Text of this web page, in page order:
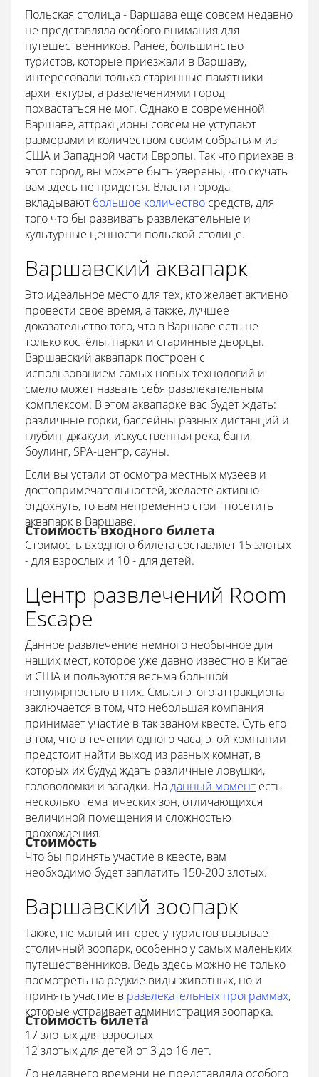
Польская столица - Варшава еще совсем недавно
не представляла особого внимания для
путешественников. Ранее, большинство
туристов, которые приезжали в Варшаву,
интересовали только старинные памятники
архитектуры, а развлечениями город
похвастаться не мог. Однако в современной
Варшаве, аттракционы совсем не уступают
размерами и количеством своим собратьям из
США и Западной части Европы. Так что приехав в
этот город, вы можете быть уверены, что скучать
вам здесь не придется. Власти города
вкладывают большое количество средств, для
того что бы развивать развлекательные и
культурные ценности польской столице.
Варшавский аквапарк
Это идеальное место для тех, кто желает активно
провести свое время, а также, лучшее
доказательство того, что в Варшаве есть не
только костёлы, парки и старинные дворцы.
Варшавский аквапарк построен с
использованием самых новых технологий и
смело может назвать себя развлекательным
комплексом. В этом аквапарке вас будет ждать:
различные горки, бассейны разных дистанций и
глубин, джакузи, искусственная река, бани,
боулинг, SPA-центр, сауны.
Если вы устали от осмотра местных музеев и
достопримечательностей, желаете активно
отдохнуть, то вам непременно стоит посетить
аквапарк в Варшаве.
Стоимость входного билета
Стоимость входного билета составляет 15 злотых
- для взрослых и 10 - для детей.
Центр развлечений Room
Escape
Данное развлечение немного необычное для
наших мест, которое уже давно известно в Китае
и США и пользуются весьма большой
популярностью в них. Смысл этого аттракциона
заключается в том, что небольшая компания
принимает участие в так званом квесте. Суть его
в том, что в течении одного часа, этой компании
предстоит найти выход из разных комнат, в
которых их будуд ждать различные ловушки,
головоломки и загадки. Наданный момент есть
несколько тематических зон, отличающихся
величиной помещения и сложностью
прохождения.
Стоимость
Что бы принять участие в квесте, вам
необходимо будет заплатить 150-200 злотых.
Варшавский зоопарк
Также, не малый интерес у туристов вызывает
столичный зоопарк, особенно у самых маленьких
путешественников. Ведь здесь можно не только
посмотреть на редкие виды животных, но и
принять участие в развлекательных программах,
которые устраивает администрация зоопарка.
Стоимость билета
17 злотых для взрослых
12 злотых для детей от 3 до 16 лет.
До недавнего времени не представляла особого